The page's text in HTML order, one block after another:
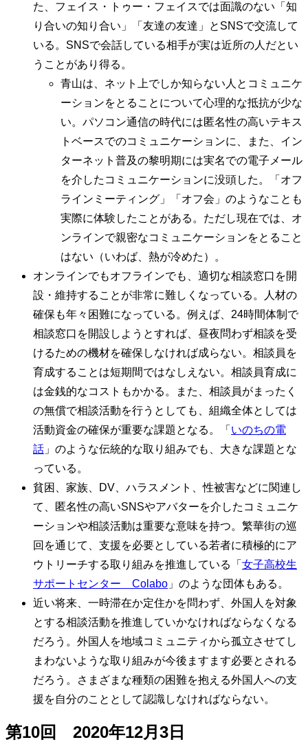
た、フェイス・トゥー・フェイスでは面識のない「知
り合いの知り合い」「友達の友達」とSNSで交流して
いる。SNSで会話している相手が実は近所の人だとい
うことがあり得る。
青山は、ネット上でしか知らない人とコミュニケ
ーションをとることについて心理的な抵抗が少な
い。パソコン通信の時代には匿名性の高いテキス
トベースでのコミュニケーションに、また、イン
ターネット普及の黎明期には実名での電子メール
を介したコミュニケーションに没頭した。「オフ
ラインミーティング」「オフ会」のようなことも
実際に体験したことがある。ただし現在では、オ
ンラインで親密なコミュニケーションをとること
はない（いわば、熱が冷めた）。
オンラインでもオフラインでも、適切な相談窓口を開
設・維持することが非常に難しくなっている。人材の
確保も年々困難になっている。例えば、24時間体制で
相談窓口を開設しようとすれば、昼夜問わず相談を受
けるための機材を確保しなければ成らない。相談員を
育成することは短期間ではなしえない。相談員育成に
は金銭的なコストもかかる。また、相談員がまったく
の無償で相談活動を行うとしても、組織全体としては
活動資金の確保が重要な課題となる。「 いのちの電
話 」のような伝統的な取り組みでも、大きな課題とな
っている。
貧困、家族、DV、ハラスメント、性被害などに関連し
て、匿名性の高いSNSやアバターを介したコミュニケ
ーションや相談活動は重要な意味を持つ。繁華街の巡
回を通じて、支援を必要としている若者に積極的にア
ウトリーチする取り組みを推進している「 女子高校生
サポートセンター Colabo 」のような団体もある。
近い将来、一時滞在か定住かを問わず、外国人を対象
とする相談活動を推進していかなければならなくなる
だろう。外国人を地域コミュニティから孤立させてし
まわないような取り組みが今後ますます必要とされる
だろう。さまざまな種類の困難を抱える外国人への支
援を自分のこととして認識しなければならない。
第10回 2020年12月3日